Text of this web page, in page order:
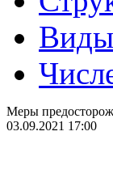
Виды
Меры
03.09.2021 17:00